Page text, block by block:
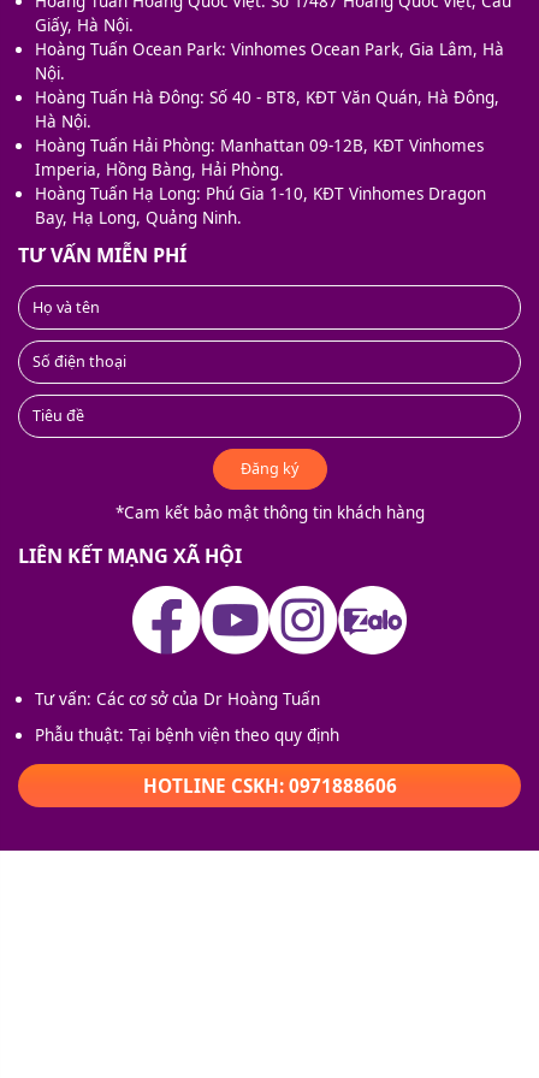
Giấy, Hà Nội.
Hoàng Tuấn Ocean Park: Vinhomes Ocean Park, Gia Lâm, Hà
Nội.
Hoàng Tuấn Hà Đông: Số 40 - BT8, KĐT Văn Quán, Hà Đông,
Hà Nội.
Hoàng Tuấn Hải Phòng: Manhattan 09-12B, KĐT Vinhomes
Imperia, Hồng Bàng, Hải Phòng.
Hoàng Tuấn Hạ Long: Phú Gia 1-10, KĐT Vinhomes Dragon
Bay, Hạ Long, Quảng Ninh.
TƯ VẤN MIỄN PHÍ
Đăng ký
*Cam kết bảo mật thông tin khách hàng
LIÊN KẾT MẠNG XÃ HỘI
Tư vấn: Các cơ sở của Dr Hoàng Tuấn
Phẫu thuật: Tại bệnh viện theo quy định
HOTLINE CSKH: 0971888606